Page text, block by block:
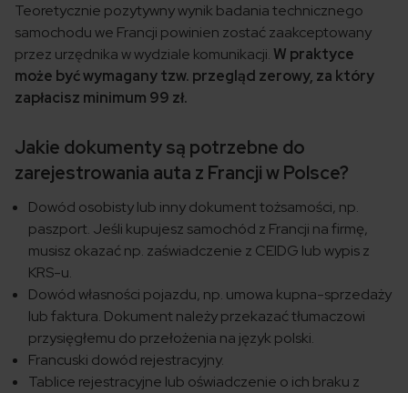
Teoretycznie pozytywny wynik badania technicznego
samochodu we Francji powinien zostać zaakceptowany
przez urzędnika w wydziale komunikacji. W praktyce
może być wymagany tzw. przegląd zerowy, za który
zapłacisz minimum 99 zł.
Jakie dokumenty są potrzebne do
zarejestrowania auta z Francji w Polsce?
Dowód osobisty lub inny dokument tożsamości, np.
paszport. Jeśli kupujesz samochód z Francji na firmę,
musisz okazać np. zaświadczenie z CEIDG lub wypis z
KRS-u.
Dowód własności pojazdu, np. umowa kupna-sprzedaży
lub faktura. Dokument należy przekazać tłumaczowi
przysięgłemu do przełożenia na język polski.
Francuski dowód rejestracyjny.
Tablice rejestracyjne lub oświadczenie o ich braku z